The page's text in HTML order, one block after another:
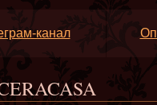
канал